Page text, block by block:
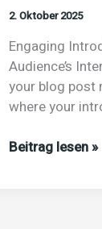
2. Oktober 2025
Engaging
Audience’s
your blog post
where your
The
Beitrag lesen »